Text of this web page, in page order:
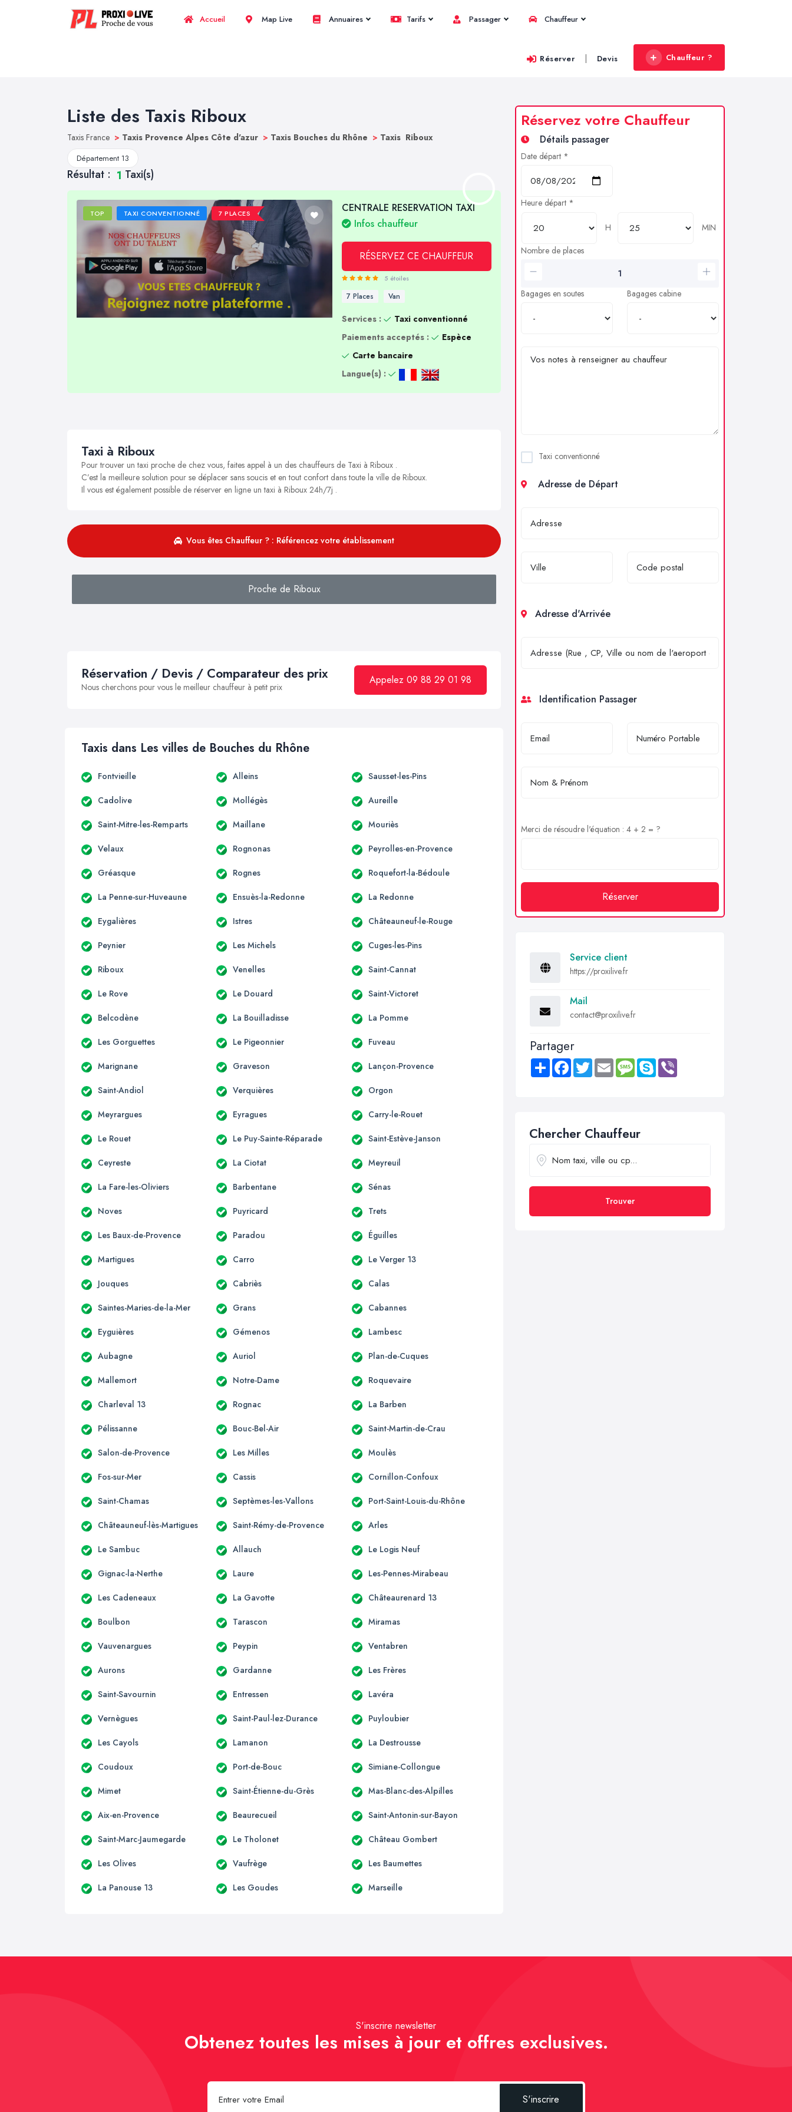
Accueil Map Live Annuaires Tarifs Passager Chauffeur
Réserver | Devis Chauffeur ?
Liste des Taxis Riboux
Taxis France > Taxis Provence Alpes Côte d'azur > Taxis Bouches du Rhône > Taxis Riboux
Département 13
Résultat : 1 Taxi(s)
TOP TAXI CONVENTIONNÉ 7 PLACES
CENTRALE RESERVATION TAXI
Infos chauffeur
RÉSERVEZ CE CHAUFFEUR
5 étoiles
7 Places Van
Services :
Taxi conventionné
Paiements acceptés :
Espèce
Carte bancaire
Langue(s) :
Taxi à Riboux
Pour trouver un taxi proche de chez vous, faites appel à un des chauffeurs de Taxi à Riboux .
C’est la meilleure solution pour se déplacer sans soucis et en tout confort dans toute la ville de Riboux.
Il vous est également possible de réserver en ligne un taxi à Riboux 24h/7j .
Vous êtes Chauffeur ? : Référencez votre établissement
Proche de Riboux
Réservation / Devis / Comparateur des prix
Nous cherchons pour vous le meilleur chauffeur à petit prix
Appelez 09 88 29 01 98
Taxis dans Les villes de Bouches du Rhône
Fontvieille Alleins Sausset-les-Pins
Cadolive Mollégès Aureille
Saint-Mitre-les-Remparts Maillane Mouriès
Velaux Rognonas Peyrolles-en-Provence
Gréasque Rognes Roquefort-la-Bédoule
La Penne-sur-Huveaune Ensuès-la-Redonne La Redonne
Eygalières Istres Châteauneuf-le-Rouge
Peynier Les Michels Cuges-les-Pins
Riboux Venelles Saint-Cannat
Le Rove Le Douard Saint-Victoret
Belcodène La Bouilladisse La Pomme
Les Gorguettes Le Pigeonnier Fuveau
Marignane Graveson Lançon-Provence
Saint-Andiol Verquières Orgon
Meyrargues Eyragues Carry-le-Rouet
Le Rouet Le Puy-Sainte-Réparade Saint-Estève-Janson
Ceyreste La Ciotat Meyreuil
La Fare-les-Oliviers Barbentane Sénas
Noves Puyricard Trets
Les Baux-de-Provence Paradou Éguilles
Martigues Carro Le Verger 13
Jouques Cabriès Calas
Saintes-Maries-de-la-Mer Grans Cabannes
Eyguières Gémenos Lambesc
Aubagne Auriol Plan-de-Cuques
Mallemort Notre-Dame Roquevaire
Charleval 13 Rognac La Barben
Pélissanne Bouc-Bel-Air Saint-Martin-de-Crau
Salon-de-Provence Les Milles Moulès
Fos-sur-Mer Cassis Cornillon-Confoux
Saint-Chamas Septèmes-les-Vallons Port-Saint-Louis-du-Rhône
Châteauneuf-lès-Martigues Saint-Rémy-de-Provence Arles
Le Sambuc Allauch Le Logis Neuf
Gignac-la-Nerthe Laure Les-Pennes-Mirabeau
Les Cadeneaux La Gavotte Châteaurenard 13
Boulbon Tarascon Miramas
Vauvenargues Peypin Ventabren
Aurons Gardanne Les Frères
Saint-Savournin Entressen Lavéra
Vernègues Saint-Paul-lez-Durance Puyloubier
Les Cayols Lamanon La Destrousse
Coudoux Port-de-Bouc Simiane-Collongue
Mimet Saint-Étienne-du-Grès Mas-Blanc-des-Alpilles
Aix-en-Provence Beaurecueil Saint-Antonin-sur-Bayon
Saint-Marc-Jaumegarde Le Tholonet Château Gombert
Les Olives Vaufrège Les Baumettes
La Panouse 13 Les Goudes Marseille
Réservez votre Chauffeur
Détails passager
Date départ *
Heure départ *
H
MIN
Nombre de places
Bagages en soutes Bagages cabine
Taxi conventionné
Adresse de Départ
Adresse d'Arrivée
Identification Passager
Merci de résoudre l'équation : 4 + 2 = ?
Réserver
Service client
https://proxilive.fr
Mail
contact@proxilive.fr
Partager
Share FacebookTwitter Email MessageSkype
Chercher Chauffeur
Trouver
S'inscrire newsletter
Obtenez toutes les mises à jour et offres exclusives.
S'inscrire